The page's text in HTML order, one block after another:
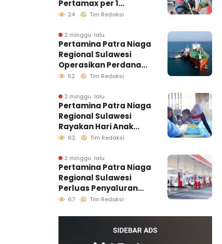
Pertamax per 1
Agustus 2026
24 Tim Redaksi
2 minggu lalu
Pertamina Patra Niaga
Regional Sulawesi
Operasikan Perdana
Ship to Ship
Distribusi B50 di
Kawasan Timur
Sulawesi
52 Tim Redaksi
2 minggu lalu
Pertamina Patra Niaga
Regional Sulawesi
Rayakan Hari Anak
Nasional Melalui
Ruang Tumbuh
Generasi Penjaga
Pesisir
62 Tim Redaksi
2 minggu lalu
Pertamina Patra Niaga
Regional Sulawesi
Perluas Penyaluran
Biosolar B50, Kini
67 Tim Redaksi